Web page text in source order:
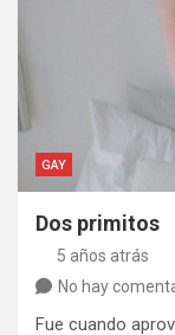
GAY
Dos primitos
5 años atrás
No hay
Fue cuando